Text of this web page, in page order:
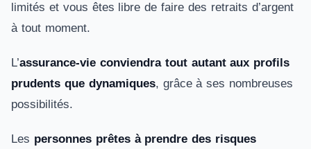
limités et vous êtes libre de faire des retraits d’argent
à tout moment.
L’assurance-vie conviendra tout autant aux profils
prudents que dynamiques, grâce à ses nombreuses
possibilités.
Les personnes prêtes à prendre des risques